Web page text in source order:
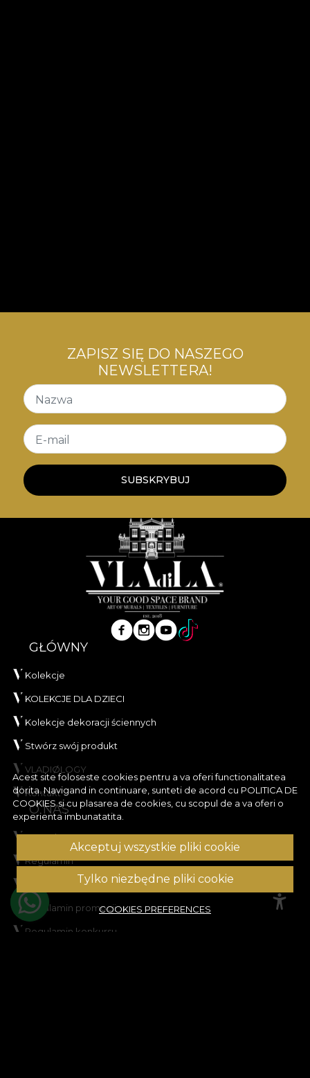
Acest site foloseste cookies pentru a va oferi functionalitatea
dorita. Navigand in continuare, sunteti de acord cu POLITICA DE
COOKIESsi cu plasarea de cookies, cu scopul de a va oferi o
experienta imbunatatita.
Akceptuj wszystkie pliki cookie
Tylko niezbędne pliki cookie
COOKIES PREFERENCES
ZAPISZ SIĘ DO NASZEGO
NEWSLETTERA!
Nazwa
E-mail
SUBSKRYBUJ
GŁÓWNY
Kolekcje
KOLEKCJE DLA DZIECI
Kolekcje dekoracji ściennych
Stwórz swój produkt
VLADIØLOGY
Kontakt
O NAS
Formular retur
Regulamin
Regulamin promocji
Regulamin konkursu